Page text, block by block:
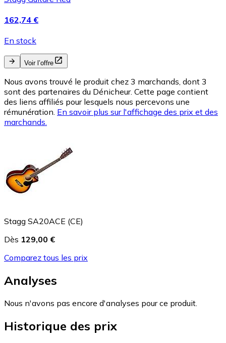
162,74 €
En stock
Voir l’offre
Nous avons trouvé le produit chez 3 marchands, dont 3
sont des partenaires du Dénicheur. Cette page contient
des liens affiliés pour lesquels nous percevons une
rémunération. En savoir plus sur l'affichage des prix et des
marchands.
Stagg SA20ACE (CE)
Dès 129,00 €
Comparez tous les prix
Analyses
Nous n'avons pas encore d'analyses pour ce produit.
Historique des prix